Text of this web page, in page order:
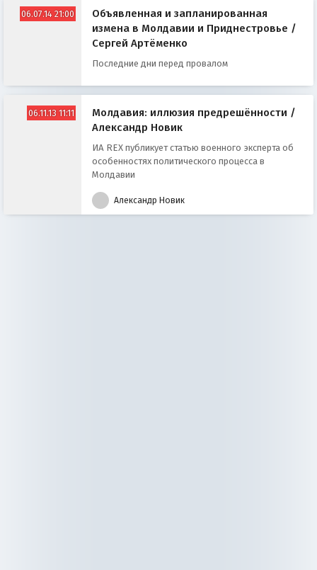
06.07.14 21:00
Объявленная и запланированная
измена в Молдавии и Приднестровье /
Сергей Артёменко
Последние дни перед провалом
06.11.13 11:11
Молдавия: иллюзия предрешённости /
Александр Новик
ИА REX публикует статью военного эксперта об
особенностях политического процесса в
Молдавии
Александр Новик